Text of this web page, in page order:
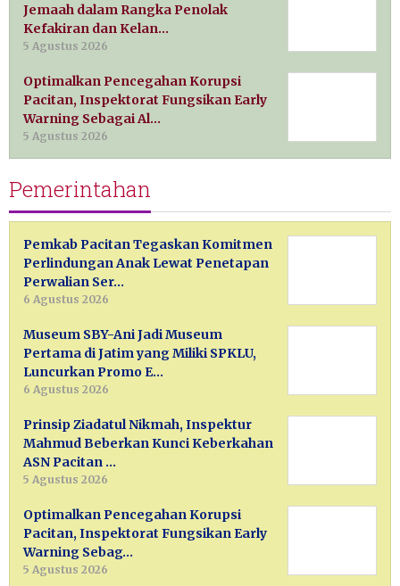
Jemaah dalam Rangka Penolak
Kefakiran dan Kelan…
5 Agustus 2026
Optimalkan Pencegahan Korupsi
Pacitan, Inspektorat Fungsikan Early
Warning Sebagai Al…
5 Agustus 2026
Pemerintahan
Pemkab Pacitan Tegaskan Komitmen
Perlindungan Anak Lewat Penetapan
Perwalian Ser…
6 Agustus 2026
Museum SBY-Ani Jadi Museum
Pertama di Jatim yang Miliki SPKLU,
Luncurkan Promo E…
6 Agustus 2026
Prinsip Ziadatul Nikmah, Inspektur
Mahmud Beberkan Kunci Keberkahan
ASN Pacitan …
5 Agustus 2026
Optimalkan Pencegahan Korupsi
Pacitan, Inspektorat Fungsikan Early
Warning Sebag…
5 Agustus 2026